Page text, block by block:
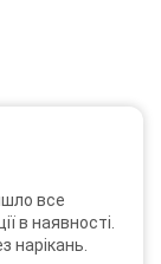
все
в наявності.
нарікань.